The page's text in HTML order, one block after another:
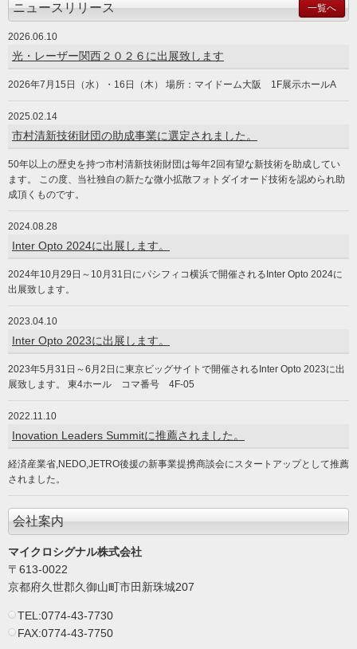
ニュースリリース 一覧へ
2026.06.10
光・レーザー関西２０２６に出展致します
2026年7月15日（水）・16日（木） 場所：マイドーム大阪 1F展示ホールA
2025.02.14
市村清新技術財団の助成事業に選定されました。
50年以上の歴史を持つ市村清新技術財団は毎年2回有望な新技術を助成してい
ます。 この度、当社独自の新たな微小拡散フォトダイオード技術を認められ助
成頂くものです。
2024.08.28
Inter Opto 2024に出展します。
2024年10月29日～10月31日にパシフィコ横浜で開催されるInter Opto 2024に
出展致します。
2023.04.10
Inter Opto 2023に出展します。
2023年5月31日～6月2日に東京ビッグサイトで開催されるInter Opto 2023に出
展致します。 東4ホール コマ番号 4F-05
2022.11.10
Inovation Leaders Summitに推薦されました。
経済産業省,NEDO,JETRO後援の新事業提携商談会にスタートアップとして推薦
されました。
会社案内
マイクロシグナル株式会社
〒613-0022
京都府久世郡久御山町市田新珠城207
TEL:0774-43-7730
FAX:0774-43-7750